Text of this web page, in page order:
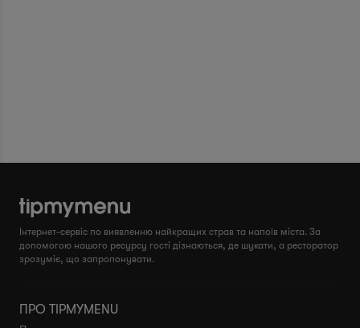
Інтернет-сервіс по виявленню найкращих страв та напоїв міста. За
допомогою нашого ресурсу гості дізнаються, де шукати, а ресторатор
зрозуміє, що запропонувати.
ПРО TIPMYMENU